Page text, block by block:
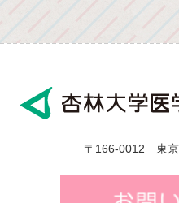
〒166-0012 東京